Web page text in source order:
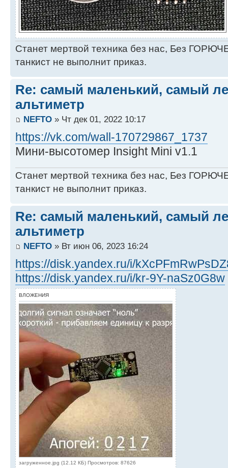
Станет мертвой техника без нас, Без
танкист не выполнит приказ.
Re: самый маленький, самый
альтиметр
NEFTO » Чт дек 01, 2022 10:17
https://vk.com/wall-170729867_1737
Мини-высотомер Insight Mini v1.1
Станет мертвой техника без нас, Без
танкист не выполнит приказ.
Re: самый маленький, самый
альтиметр
NEFTO » Вт июн 06, 2023 16:24
https://disk.yandex.ru/i/
https://disk.yandex.ru/i/kr-9Y-naSz0G8w
ВЛОЖЕНИЯ
загруженное.jpg (12.12 КБ) Просмотров: 87626